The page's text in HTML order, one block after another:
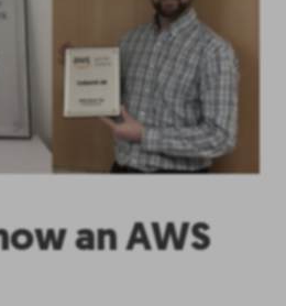
an AWS